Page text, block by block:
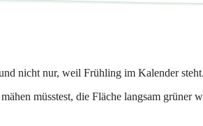
nicht nur, weil Frühling im Kalender steht.
müsstest, die Fläche langsam